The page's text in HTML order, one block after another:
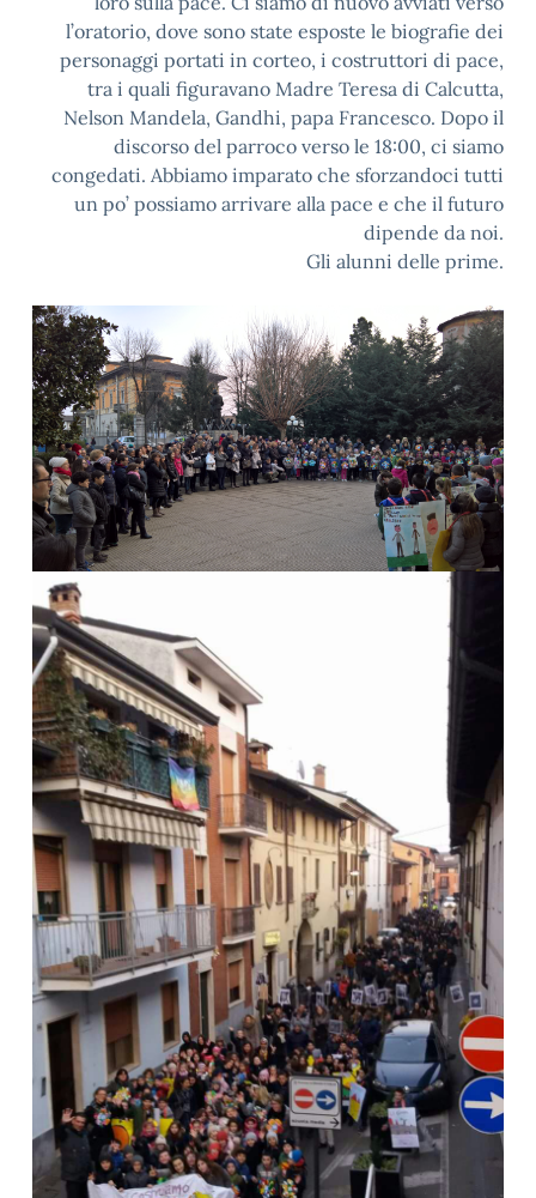
l’oratorio, dove sono state esposte le biografie dei
personaggi portati in corteo, i costruttori di pace,
tra i quali figuravano Madre Teresa di Calcutta,
Nelson Mandela, Gandhi, papa Francesco. Dopo il
discorso del parroco verso le 18:00, ci siamo
congedati. Abbiamo imparato che sforzandoci tutti
un po’ possiamo arrivare alla pace e che il futuro
dipende da noi.
Gli alunni delle prime.